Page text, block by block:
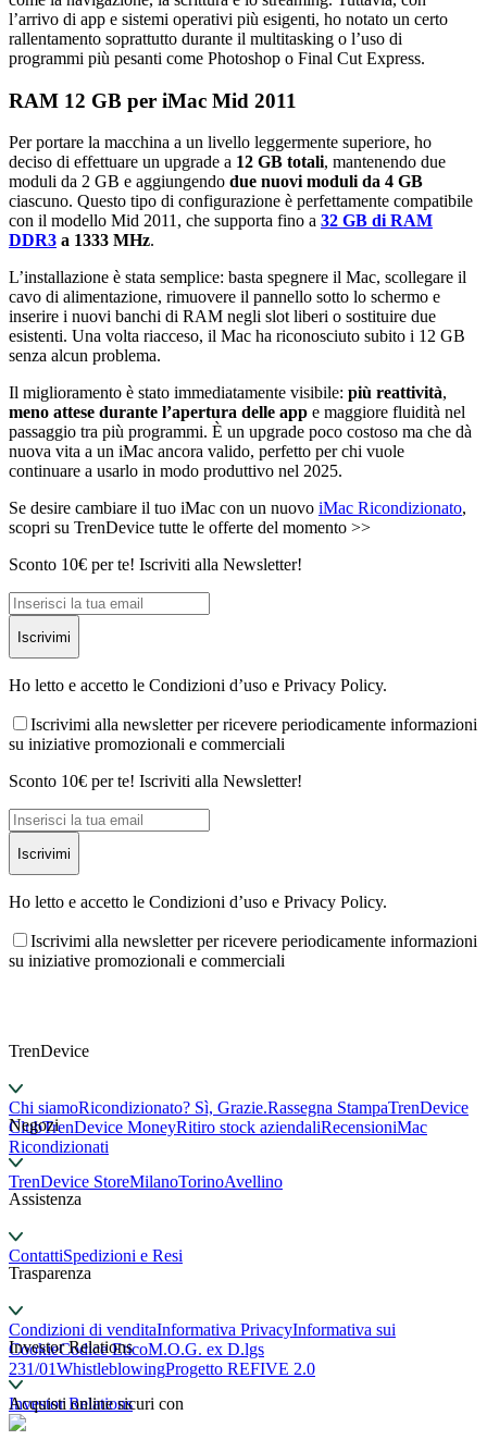
l’arrivo di app e sistemi operativi più esigenti, ho notato un certo
rallentamento soprattutto durante il multitasking o l’uso di
programmi più pesanti come Photoshop o Final Cut Express.
RAM 12 GB per iMac Mid 2011
Per portare la macchina a un livello leggermente superiore, ho
deciso di effettuare un upgrade a 12 GB totali, mantenendo due
moduli da 2 GB e aggiungendo due nuovi moduli da 4 GB
ciascuno. Questo tipo di configurazione è perfettamente compatibile
con il modello Mid 2011, che supporta fino a 32 GB di RAM
DDR3 a 1333 MHz.
L’installazione è stata semplice: basta spegnere il Mac, scollegare il
cavo di alimentazione, rimuovere il pannello sotto lo schermo e
inserire i nuovi banchi di RAM negli slot liberi o sostituire due
esistenti. Una volta riacceso, il Mac ha riconosciuto subito i 12 GB
senza alcun problema.
Il miglioramento è stato immediatamente visibile: più reattività,
meno attese durante l’apertura delle app e maggiore fluidità nel
passaggio tra più programmi. È un upgrade poco costoso ma che dà
nuova vita a un iMac ancora valido, perfetto per chi vuole
continuare a usarlo in modo produttivo nel 2025.
Se desire cambiare il tuo iMac con un nuovo iMac Ricondizionato,
scopri su TrenDevice tutte le offerte del momento >>
Sconto 10€ per te! Iscriviti alla Newsletter!
Iscrivimi
Ho letto e accetto le Condizioni d’uso e Privacy Policy.
Iscrivimi alla newsletter per ricevere periodicamente informazioni
su iniziative promozionali e commerciali
Sconto 10€ per te! Iscriviti alla Newsletter!
Iscrivimi
Ho letto e accetto le Condizioni d’uso e Privacy Policy.
Iscrivimi alla newsletter per ricevere periodicamente informazioni
su iniziative promozionali e commerciali
TrenDevice
Chi siamoRicondizionato? Sì, Grazie.Rassegna StampaTrenDevice
ClubTrenDevice MoneyRitiro stock aziendaliRecensioniMac
Ricondizionati
Negozi
TrenDevice StoreMilanoTorinoAvellino
Assistenza
ContattiSpedizioni e Resi
Trasparenza
Condizioni di venditaInformativa PrivacyInformativa sui
CookieCodice EticoM.O.G. ex D.lgs
231/01WhistleblowingProgetto REFIVE 2.0
Investor Relations
Investor Relations
Acquisti online sicuri con